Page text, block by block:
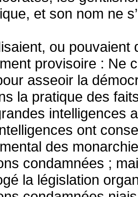
et son nom ne
ou
provisoire : Ne
asseoir la
la pratique des
intelligences
ont
des
condamnées ;
la législation